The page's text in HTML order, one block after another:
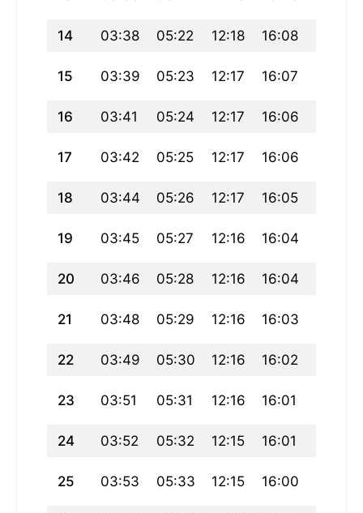
14 03:38 05:22 12:18 16:08
15 03:39 05:23 12:17 16:07
16 03:41 05:24 12:17 16:06
17 03:42 05:25 12:17 16:06
18 03:44 05:26 12:17 16:05
19 03:45 05:27 12:16 16:04
20 03:46 05:28 12:16 16:04
21 03:48 05:29 12:16 16:03
22 03:49 05:30 12:16 16:02
23 03:51 05:31 12:16 16:01
24 03:52 05:32 12:15 16:01
25 03:53 05:33 12:15 16:00